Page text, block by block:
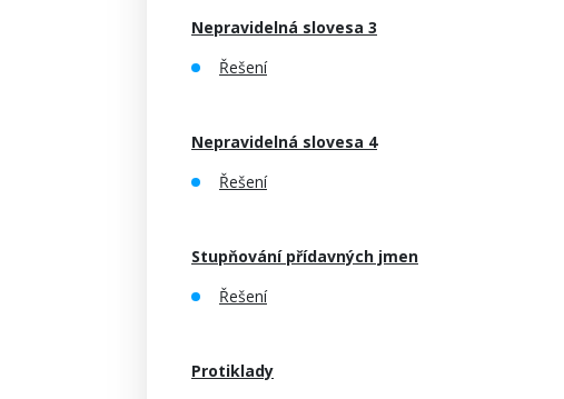
Nepravidelná slovesa 3
Řešení
Nepravidelná slovesa 4
Řešení
Stupňování přídavných jmen
Řešení
Protiklady